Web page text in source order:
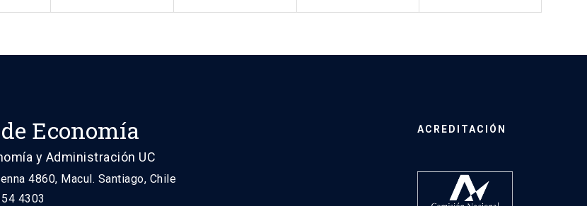
Economía
y Administración UC
4860, Macul. Santiago, Chile
4303
ACREDITACIÓN